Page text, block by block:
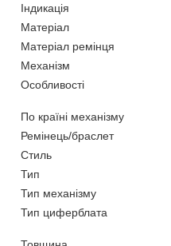
Індикація
Матеріал
Матеріал ремінця
Механізм
Особливості
По країні механізму
Ремінець/браслет
Стиль
Тип
Тип механізму
Тип циферблата